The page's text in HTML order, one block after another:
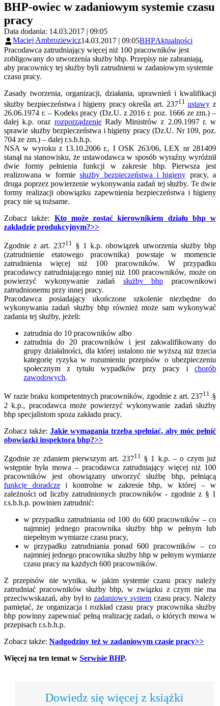
BHP-owiec w zadaniowym systemie czasu
pracy
Data dodania: 14.03.2017 | 09:05
Maciej Ambroziewicz14.03.2017 | 09:05BHPAktualności
Pracodawca zatrudniający więcej niż 100 pracowników jest
zobligowany do utworzenia służby bhp. Przepisy nie zabraniają,
aby pracownicy tej służby byli zatrudnieni w zadaniowym systemie
czasu pracy.
Zasady tworzenia, organizacji, działania, uprawnień i kwalifikacji
służby bezpieczeństwa i higieny pracy określa art. 23711 ustawy z
26.06.1974 r. – Kodeks pracy (Dz.U. z 2016 r. poz. 1666 ze zm.) –
dalej k.p. oraz rozporządzenieRady Ministrów z 2.09.1997 r. w
sprawie służby bezpieczeństwa i higieny pracy (Dz.U. Nr 109, poz.
704 ze zm.) – dalej r.s.b.h.p.
NSA w wyroku z 13.10.2006 r., I OSK 263/06, LEX nr 281409
stanął na stanowisku, że ustawodawca w sposób wyraźny wyróżnił
dwie formy pełnienia funkcji w zakresie bhp. Pierwsza jest
realizowana w formiesłużby bezpieczeństwa i higieny pracy, a
druga poprzez powierzenie wykonywania zadań tej służby. Te dwie
formy realizacji obowiązku zapewnienia bezpieczeństwa i higieny
pracy nie są tożsame.
Zobacz także: Kto może zostać kierownikiem działu bhp w
zakładzie produkcyjnym?>>
Zgodnie z art. 23711 § 1 k.p. obowiązek utworzenia służby bhp
(zatrudnienie etatowego pracownika) powstaje w momencie
zatrudnienia więcej niż 100 pracowników. W przypadku
pracodawcy zatrudniającego mniej niż 100 pracowników, może on
powierzyć wykonywanie zadań służby bhp pracownikowi
zatrudnionemu przy innej pracy.
Pracodawca posiadający ukończone szkolenie niezbędne do
wykonywania zadań służby bhp również może sam wykonywać
zadania tej służby, jeżeli:
zatrudnia do 10 pracowników albo
zatrudnia do 20 pracowników i jest zakwalifikowany do
grupy działalności, dla której ustalono nie wyższą niż trzecia
kategorię ryzyka w rozumieniu przepisów o ubezpieczeniu
społecznym z tytułu wypadków przy pracy i chorób
zawodowych.
W razie braku kompetentnych pracowników, zgodnie z art. 23711 §
2 k.p., pracodawca może powierzyć wykonywanie zadań służby
bhp specjalistom spoza zakładu pracy.
Zobacz także: Jakie wymagania trzeba spełniać, aby móc pełnić
obowiązki inspektora bhp?>>
Zgodnie ze zdaniem pierwszym art. 23711
§ 1 k.p. – o czym już
wstępnie była mowa – pracodawca zatrudniający więcej niż 100
pracowników jest obowiązany utworzyć służbę bhp, pełniącą
funkcje doradczei kontrolne w zakresie bhp, w której – w
zależności od liczby zatrudnionych pracowników - zgodnie z § 1
r.s.b.h.p. powinien zatrudnić:
w przypadku zatrudniania od 100 do 600 pracowników – co
najmniej jednego pracownika służby bhp w pełnym lub
niepełnym wymiarze czasu pracy,
w przypadku zatrudniania ponad 600 pracowników – co
najmniej jednego pracownika służby bhp w pełnym wymiarze
czasu pracy na każdych 600 pracowników.
Z przepisów nie wynika, w jakim systemie czasu pracy należy
zatrudniać pracowników służby bhp, w związku z czym nie ma
przeciwwskazań, aby był to zadaniowy systemczasu pracy. Należy
pamiętać, że organizacja i rozkład czasu pracy pracownika służby
bhp powinny zapewniać pełną realizację zadań, o których mowa w
przepisach r.s.b.h.p.
Zobacz także: Nadgodziny też w zadaniowym czasie pracy>>
Więcej na ten temat w Serwisie BHP.
Dowiedz się więcej z książki